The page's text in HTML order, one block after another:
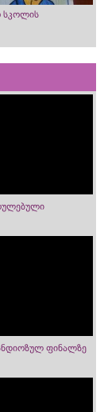
სკოლის
ფინალზე